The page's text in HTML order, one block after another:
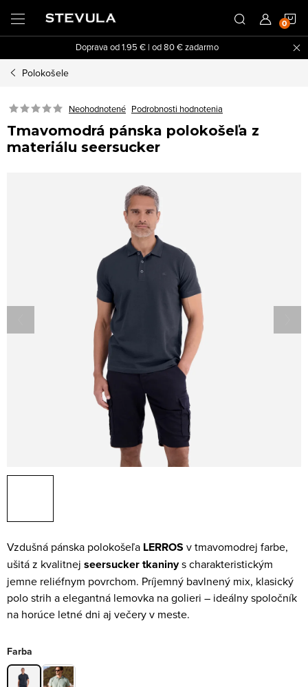
obsah
Doprava od 1.95 € | od 80 € zadarmo
Polokošele
Neohodnotené Podrobnosti hodnotenia
Tmavomodrá pánska polokošeľa z
materiálu seersucker
Vzdušná pánska polokošeľa LERROS v tmavomodrej farbe,
ušitá z kvalitnej seersucker tkaninys charakteristickým
jemne reliéfnym povrchom. Príjemný bavlnený mix, klasický
polo strih a elegantná lemovka na golieri – ideálny spoločník
na horúce letné dni aj večery v meste.
Farba